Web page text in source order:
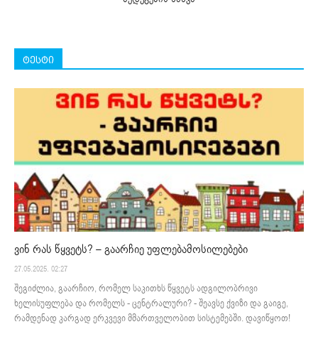
ტესტი
ვინ რას წყვეტს? – გაარჩიე უფლებამოსილებები
27.05.2025. 02:27
შეგიძლია, გაარჩიო, რომელ საკითხს წყვეტს ადგილობრივი
ხელისუფლება და რომელს - ცენტრალური? - შეავსე ქვიზი და გაიგე,
რამდენად კარგად ერკვევი მმართველობით სისტემებში. დავიწყოთ!